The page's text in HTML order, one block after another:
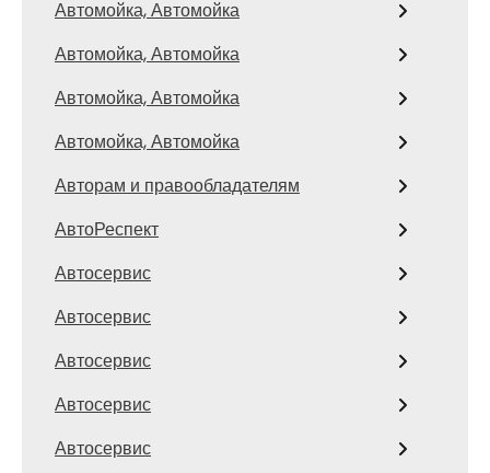
Автомойка, Автомойка
Автомойка, Автомойка
Автомойка, Автомойка
Автомойка, Автомойка
Авторам и правообладателям
АвтоРеспект
Автосервис
Автосервис
Автосервис
Автосервис
Автосервис